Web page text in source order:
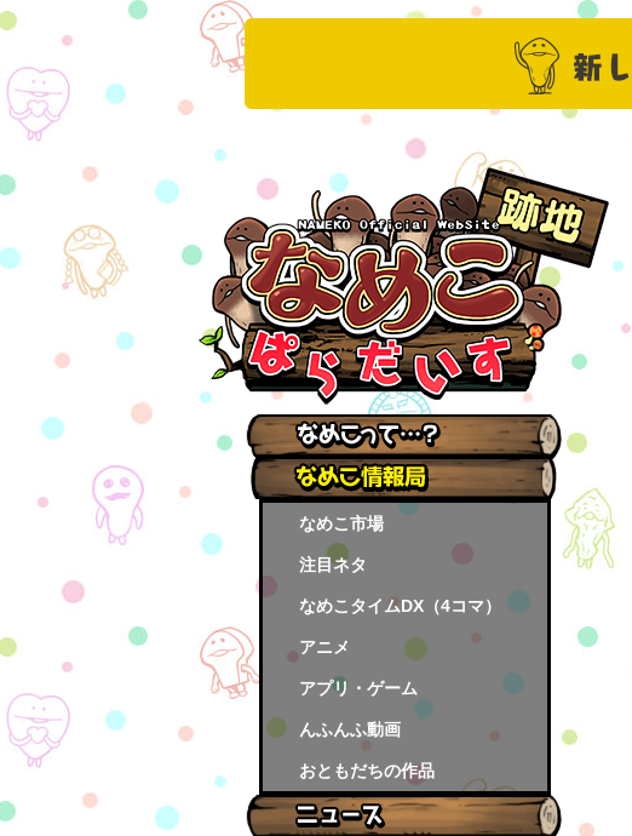
なめこ市場
注目ネタ
なめこタイムDX（4コマ）
アニメ
アプリ・ゲーム
んふんふ動画
おともだちの作品